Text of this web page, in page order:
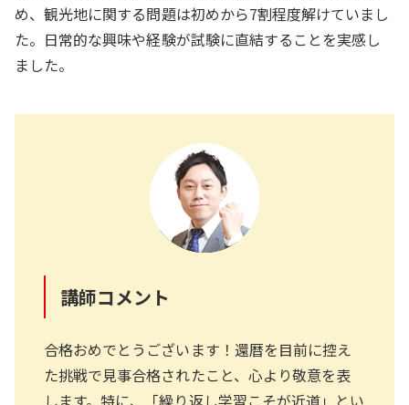
め、観光地に関する問題は初めから7割程度解けていまし
た。日常的な興味や経験が試験に直結することを実感し
ました。
講師コメント
合格おめでとうございます！還暦を目前に控え
た挑戦で見事合格されたこと、心より敬意を表
します。特に、「繰り返し学習こそが近道」とい